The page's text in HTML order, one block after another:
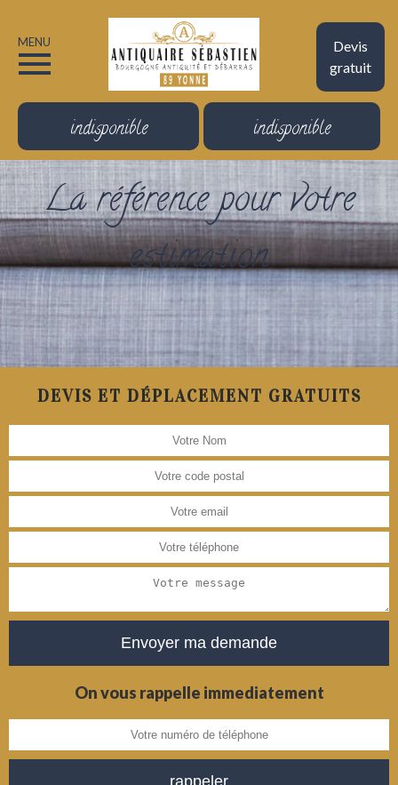
Devis
gratuit
MENU
indisponible indisponible
La référence pour votre
estimation
DEVIS ET DÉPLACEMENT GRATUITS
On vous rappelle immediatement